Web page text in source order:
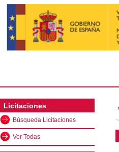
Licitaciones
Búsqueda Licitaciones
Ver Todas